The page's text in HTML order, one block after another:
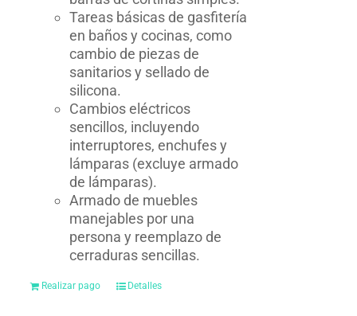
Tareas básicas de gasfitería
en baños y cocinas, como
cambio de piezas de
sanitarios y sellado de
silicona.
Cambios eléctricos
sencillos, incluyendo
interruptores, enchufes y
lámparas (excluye armado
de lámparas).
Armado de muebles
manejables por una
persona y reemplazo de
cerraduras sencillas.
Realizar pago Detalles